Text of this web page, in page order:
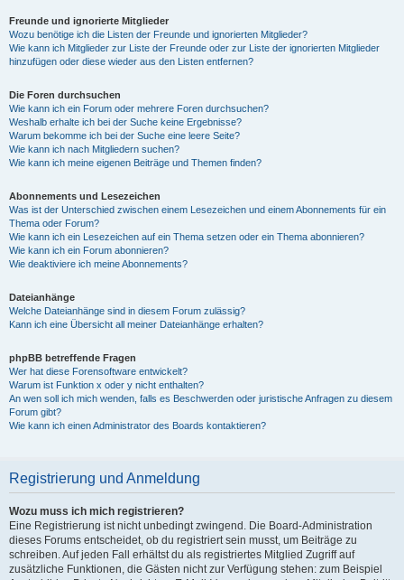
Freunde und ignorierte Mitglieder
Wozu benötige ich die Listen der Freunde und ignorierten Mitglieder?
Wie kann ich Mitglieder zur Liste der Freunde oder zur Liste der ignorierten Mitglieder
hinzufügen oder diese wieder aus den Listen entfernen?
Die Foren durchsuchen
Wie kann ich ein Forum oder mehrere Foren durchsuchen?
Weshalb erhalte ich bei der Suche keine Ergebnisse?
Warum bekomme ich bei der Suche eine leere Seite?
Wie kann ich nach Mitgliedern suchen?
Wie kann ich meine eigenen Beiträge und Themen finden?
Abonnements und Lesezeichen
Was ist der Unterschied zwischen einem Lesezeichen und einem Abonnements für ein
Thema oder Forum?
Wie kann ich ein Lesezeichen auf ein Thema setzen oder ein Thema abonnieren?
Wie kann ich ein Forum abonnieren?
Wie deaktiviere ich meine Abonnements?
Dateianhänge
Welche Dateianhänge sind in diesem Forum zulässig?
Kann ich eine Übersicht all meiner Dateianhänge erhalten?
phpBB betreffende Fragen
Wer hat diese Forensoftware entwickelt?
Warum ist Funktion x oder y nicht enthalten?
An wen soll ich mich wenden, falls es Beschwerden oder juristische Anfragen zu diesem
Forum gibt?
Wie kann ich einen Administrator des Boards kontaktieren?
Registrierung und Anmeldung
Wozu muss ich mich registrieren?
Eine Registrierung ist nicht unbedingt zwingend. Die Board-Administration
dieses Forums entscheidet, ob du registriert sein musst, um Beiträge zu
schreiben. Auf jeden Fall erhältst du als registriertes Mitglied Zugriff auf
zusätzliche Funktionen, die Gästen nicht zur Verfügung stehen: zum Beispiel